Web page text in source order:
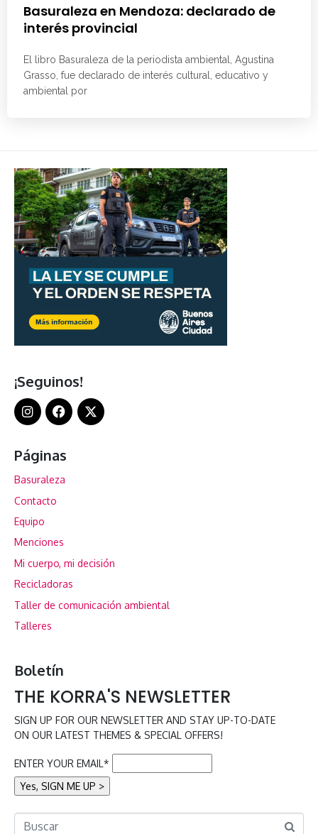
Basuraleza en Mendoza: declarado de
interés provincial
El libro Basuraleza de la periodista ambiental, Agustina
Grasso, fue declarado de interés cultural, educativo y
ambiental por
¡Seguinos!
Páginas
Basuraleza
Contacto
Equipo
Menciones
Mi cuerpo, mi decisión
Recicladoras
Taller de comunicación ambiental
Talleres
Boletín
THE KORRA'S NEWSLETTER
SIGN UP FOR OUR NEWSLETTER AND STAY UP-TO-DATE
ON OUR LATEST THEMES & SPECIAL OFFERS!
ENTER YOUR EMAIL*